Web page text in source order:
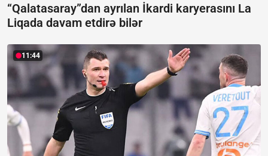
“Qalatasaray”dan ayrılan İkardi karyerasını La
Liqada davam etdirə bilər
11:44